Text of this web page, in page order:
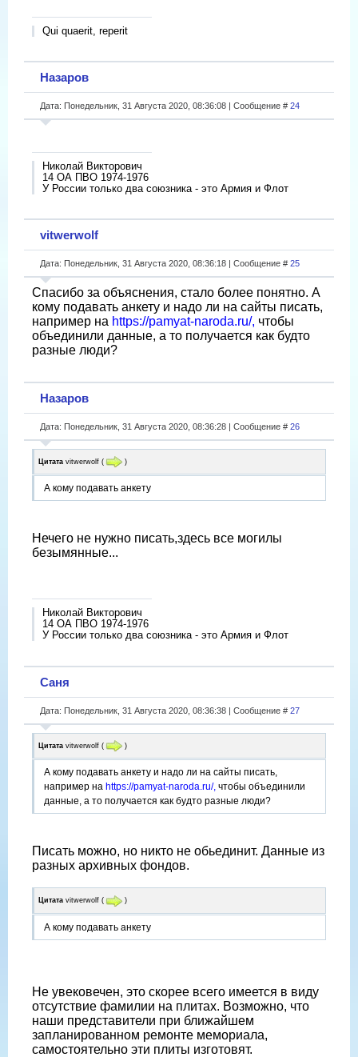
Qui quaerit, reperit
Назаров
Дата: Понедельник, 31 Августа 2020, 08:36:08 | Сообщение # 24
Николай Викторович
14 ОА ПВО 1974-1976
У России только два союзника - это Армия и Флот
vitwerwolf
Дата: Понедельник, 31 Августа 2020, 08:36:18 | Сообщение # 25
Спасибо за объяснения, стало более понятно. А
кому подавать анкету и надо ли на сайты писать,
например на https://pamyat-naroda.ru/, чтобы
объединили данные, а то получается как будто
разные люди?
Назаров
Дата: Понедельник, 31 Августа 2020, 08:36:28 | Сообщение # 26
Цитата vitwerwolf ( )
А кому подавать анкету
Нечего не нужно писать,здесь все могилы
безымянные...
Николай Викторович
14 ОА ПВО 1974-1976
У России только два союзника - это Армия и Флот
Саня
Дата: Понедельник, 31 Августа 2020, 08:36:38 | Сообщение # 27
Цитата vitwerwolf ( )
А кому подавать анкету и надо ли на сайты писать,
например на https://pamyat-naroda.ru/, чтобы объединили
данные, а то получается как будто разные люди?
Писать можно, но никто не обьединит. Данные из
разных архивных фондов.
Цитата vitwerwolf ( )
А кому подавать анкету
Не увековечен, это скорее всего имеется в виду
отсутствие фамилии на плитах. Возможно, что
наши представители при ближайшем
запланированном ремонте мемориала,
самостоятельно эти плиты изготовят.